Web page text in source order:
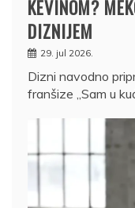
KEVINOM?
DIZNIJEM
29. jul 2026.
Dizni navodno
franšize „Sam u